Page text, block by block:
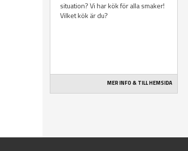
situation? Vi har kök för alla smaker!
Vilket kök är du?
MER INFO & TILL HEMSIDA